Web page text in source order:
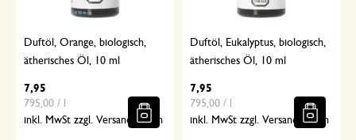
Duftöl, Orange, biologisch,
ätherisches Öl, 10 ml
7,95
795,00 / l
inkl. MwSt zzgl. Versandkosten
Duftöl, Eukalyptus, biologisch,
ätherisches Öl, 10 ml
7,95
795,00 / l
inkl. MwSt zzgl. Versandkosten